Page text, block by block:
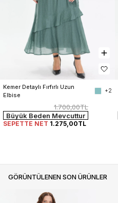
Kemer Detaylı Fırfırlı Uzun
Elbise
+2
1.700,00TL
Büyük Beden Mevcuttur
SEPETTE NET 1.275,00TL
GÖRÜNTÜLENEN SON ÜRÜNLER